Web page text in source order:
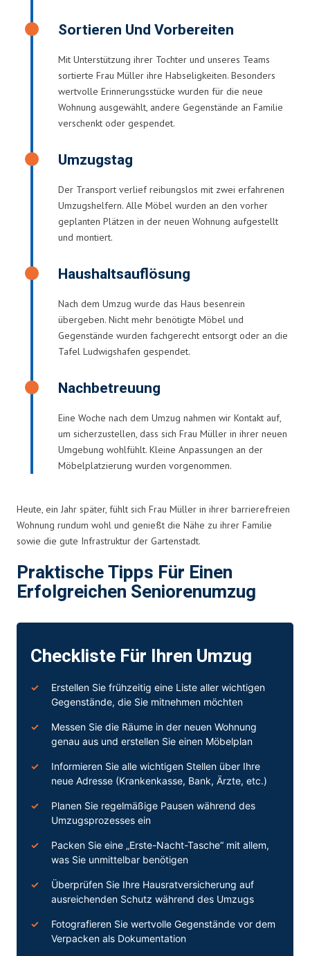
Sortieren Und Vorbereiten
Mit Unterstützung ihrer Tochter und unseres Teams
sortierte Frau Müller ihre Habseligkeiten. Besonders
wertvolle Erinnerungsstücke wurden für die neue
Wohnung ausgewählt, andere Gegenstände an Familie
verschenkt oder gespendet.
Umzugstag
Der Transport verlief reibungslos mit zwei erfahrenen
Umzugshelfern. Alle Möbel wurden an den vorher
geplanten Plätzen in der neuen Wohnung aufgestellt
und montiert.
Haushaltsauflösung
Nach dem Umzug wurde das Haus besenrein
übergeben. Nicht mehr benötigte Möbel und
Gegenstände wurden fachgerecht entsorgt oder an die
Tafel Ludwigshafen gespendet.
Nachbetreuung
Eine Woche nach dem Umzug nahmen wir Kontakt auf,
um sicherzustellen, dass sich Frau Müller in ihrer neuen
Umgebung wohlfühlt. Kleine Anpassungen an der
Möbelplatzierung wurden vorgenommen.
Heute, ein Jahr später, fühlt sich Frau Müller in ihrer barrierefreien
Wohnung rundum wohl und genießt die Nähe zu ihrer Familie
sowie die gute Infrastruktur der Gartenstadt.
Praktische Tipps Für Einen
Erfolgreichen Seniorenumzug
Checkliste Für Ihren Umzug
Erstellen Sie frühzeitig eine Liste aller wichtigen
Gegenstände, die Sie mitnehmen möchten
Messen Sie die Räume in der neuen Wohnung
genau aus und erstellen Sie einen Möbelplan
Informieren Sie alle wichtigen Stellen über Ihre
neue Adresse (Krankenkasse, Bank, Ärzte, etc.)
Planen Sie regelmäßige Pausen während des
Umzugsprozesses ein
Packen Sie eine „Erste-Nacht-Tasche“ mit allem,
was Sie unmittelbar benötigen
Überprüfen Sie Ihre Hausratversicherung auf
ausreichenden Schutz während des Umzugs
Fotografieren Sie wertvolle Gegenstände vor dem
Verpacken als Dokumentation